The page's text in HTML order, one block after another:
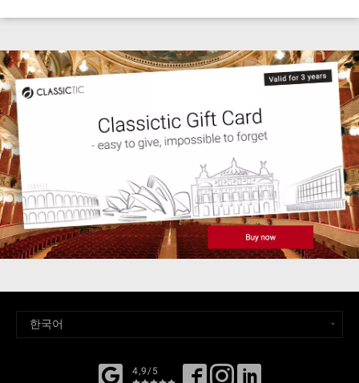
4,9/5